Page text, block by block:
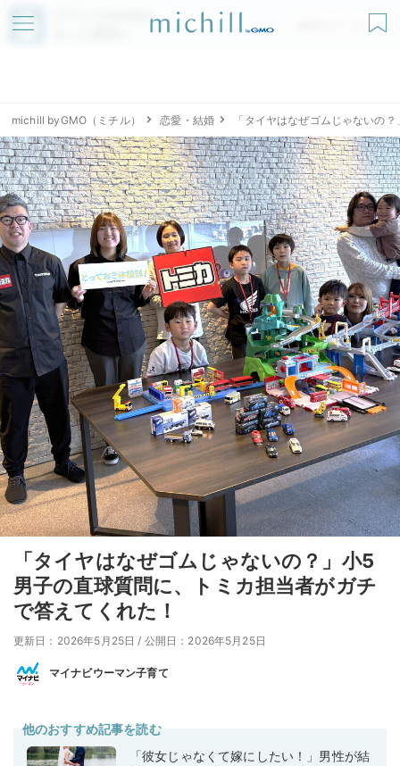
アプリでmichillが
無料ダウンロード
michill byGMO（ミチル） 恋愛・結婚 「タイヤはなぜゴムじゃないの
「タイヤはなぜゴムじゃないの？」小5
男子の直球質問に、トミカ担当者がガチ
で答えてくれた！
更新日：2026年5月25日 / 公開日：2026年5月25日
マイナビウーマン子育て
他のおすすめ記事を読む
「彼女じゃなくて嫁にしたい！」男性が結